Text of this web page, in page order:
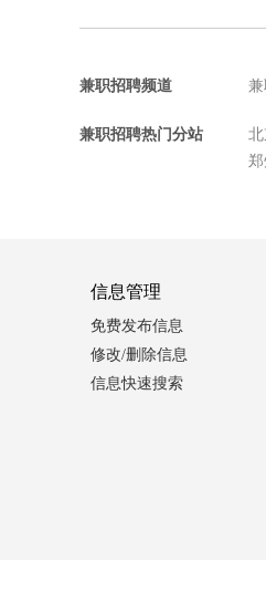
兼职招聘频道
兼职招聘热门分站
信息管理
免费发布信息
修改/删除信息
信息快速搜索